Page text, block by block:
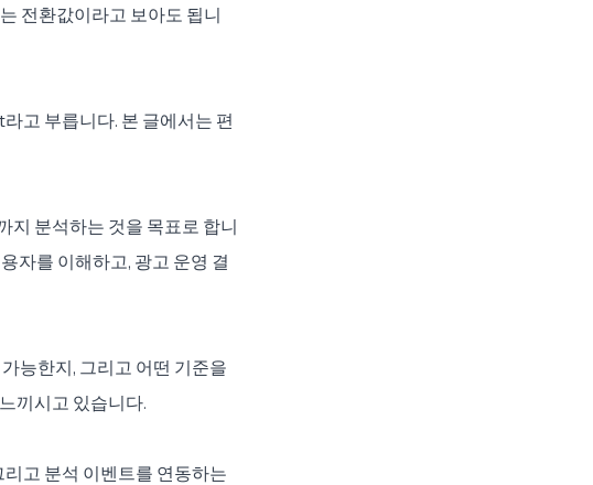
전환값이라고 보아도 됩니
고 부릅니다. 본 글에서는 편
지 분석하는 것을 목표로 합니
자를 이해하고, 광고 운영 결
능한지, 그리고 어떤 기준을
끼시고 있습니다.
고 분석 이벤트를 연동하는